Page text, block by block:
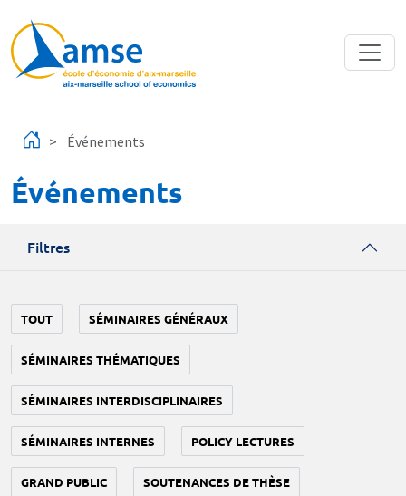
Événements
Événements
Filtres
TOUT SÉMINAIRES GÉNÉRAUX
SÉMINAIRES THÉMATIQUES
SÉMINAIRES INTERDISCIPLINAIRES
SÉMINAIRES INTERNES POLICY LECTURES
GRAND PUBLIC SOUTENANCES DE THÈSE